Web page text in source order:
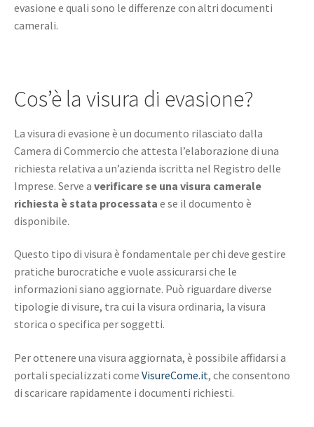
evasione e quali sono le differenze con altri documenti
camerali.
Cos’è la visura di evasione?
La visura di evasione è un documento rilasciato dalla
Camera di Commercio che attesta l’elaborazione di una
richiesta relativa a un’azienda iscritta nel Registro delle
Imprese. Serve a verificare se una visura camerale
richiesta è stata processata e se il documento è
disponibile.
Questo tipo di visura è fondamentale per chi deve gestire
pratiche burocratiche e vuole assicurarsi che le
informazioni siano aggiornate. Può riguardare diverse
tipologie di visure, tra cui la visura ordinaria, la visura
storica o specifica per soggetti.
Per ottenere una visura aggiornata, è possibile affidarsi a
portali specializzati come VisureCome.it, che consentono
di scaricare rapidamente i documenti richiesti.